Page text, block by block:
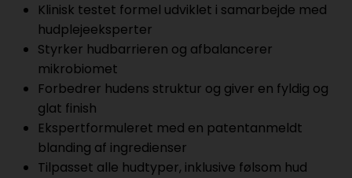
Klinisk testet formel udviklet i samarbejde med
hudplejeeksperter
Styrker hudbarrieren og afbalancerer
mikrobiomet
Forbedrer hudens struktur og giver en fyldig og
glat finish
Ekspertformuleret med en patentanmeldt
blanding af ingredienser
Tilpasset alle hudtyper, inklusive følsom hud